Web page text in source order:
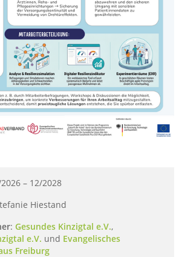
– 12/2028
Hiestand
: Gesundes Kinzigtal e.V.,
e.V. und Evangelisches
Freiburg